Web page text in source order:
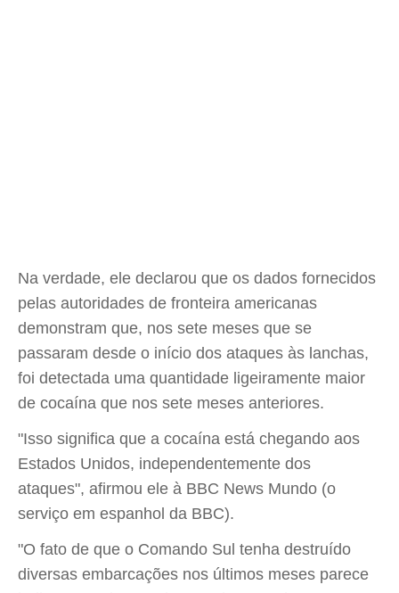
Na verdade, ele declarou que os dados fornecidos
pelas autoridades de fronteira americanas
demonstram que, nos sete meses que se
passaram desde o início dos ataques às lanchas,
foi detectada uma quantidade ligeiramente maior
de cocaína que nos sete meses anteriores.
"Isso significa que a cocaína está chegando aos
Estados Unidos, independentemente dos
ataques", afirmou ele à BBC News Mundo (o
serviço em espanhol da BBC).
"O fato de que o Comando Sul tenha destruído
diversas embarcações nos últimos meses parece